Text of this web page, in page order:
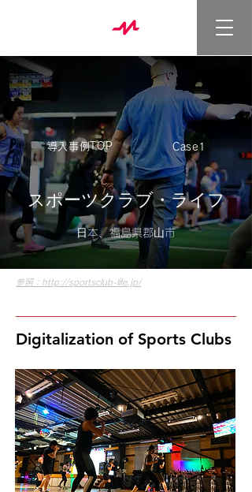
導入事例TOP Case1
スポーツクラブ・ライフ
⽇本、福島県郡⼭市
参照：http://sportsclub-life.jp/
Digitalization of Sports Clubs